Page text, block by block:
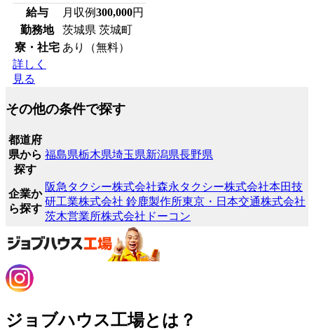
給与
月収例300,000円
勤務地
茨城県 茨城町
寮・社宅 あり（無料）
詳しく
見る
その他の条件で探す
都道府
県から
探す
福島県栃木県埼玉県新潟県長野県
企業か
ら探す
阪急タクシー株式会社森永タクシー株式会社本田技
研工業株式会社 鈴鹿製作所東京・日本交通株式会社
茨木営業所株式会社ドーコン
ジョブハウス工場とは？